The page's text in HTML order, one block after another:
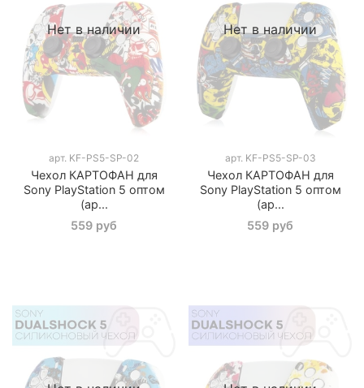
Нет в наличии
арт. KF-PS5-SP-02
Чехол КАРТОФАН для
Sony PlayStation 5 оптом
(ар...
559 руб
Нет в наличии
арт. KF-PS5-SP-03
Чехол КАРТОФАН для
Sony PlayStation 5 оптом
(ар...
559 руб